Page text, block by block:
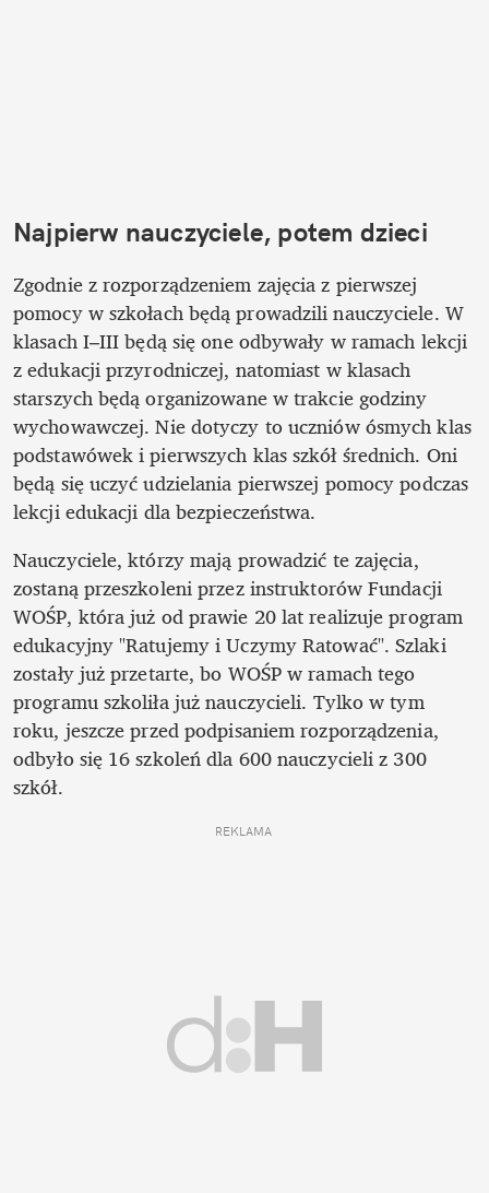
Najpierw nauczyciele, potem dzieci
Zgodnie z rozporządzeniem zajęcia z pierwszej
pomocy w szkołach będą prowadzili nauczyciele. W
klasach I–III będą się one odbywały w ramach lekcji
z edukacji przyrodniczej, natomiast w klasach
starszych będą organizowane w trakcie godziny
wychowawczej. Nie dotyczy to uczniów ósmych klas
podstawówek i pierwszych klas szkół średnich. Oni
będą się uczyć udzielania pierwszej pomocy podczas
lekcji edukacji dla bezpieczeństwa.
Nauczyciele, którzy mają prowadzić te zajęcia,
zostaną przeszkoleni przez instruktorów Fundacji
WOŚP, która już od prawie 20 lat realizuje program
edukacyjny "Ratujemy i Uczymy Ratować". Szlaki
zostały już przetarte, bo WOŚP w ramach tego
programu szkoliła już nauczycieli. Tylko w tym
roku, jeszcze przed podpisaniem rozporządzenia,
odbyło się 16 szkoleń dla 600 nauczycieli z 300
szkół.
REKLAMA